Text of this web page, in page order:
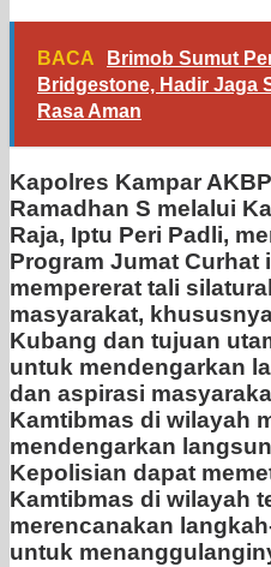
BACA
Brimob Sumut
Bridgestone, Hadir Jaga
Rasa Aman
Kapolres Kampar
Ramadhan S melalui
Raja, Iptu Peri Padli,
Program Jumat
mempererat tali
masyarakat,
Kubang dan tujuan
untuk mendengarkan
dan aspirasi
Kamtibmas di wilayah
mendengarkan
Kepolisian dapat
Kamtibmas di wilayah
merencanakan
untuk